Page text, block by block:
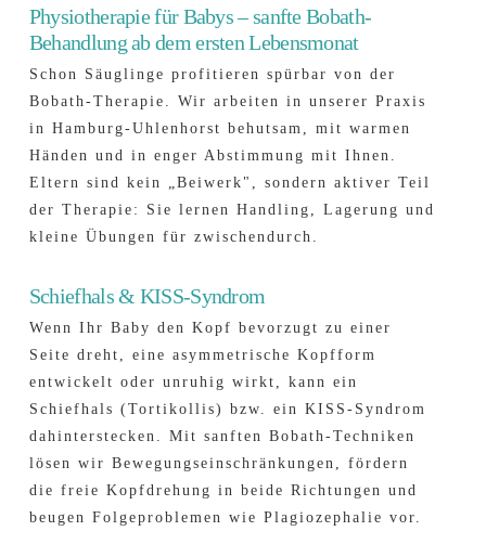
Physiotherapie für Babys – sanfte Bobath-
Behandlung ab dem ersten Lebensmonat
Schon Säuglinge profitieren spürbar von der
Bobath-Therapie. Wir arbeiten in unserer Praxis
in Hamburg-Uhlenhorst behutsam, mit warmen
Händen und in enger Abstimmung mit Ihnen.
Eltern sind kein „Beiwerk", sondern aktiver Teil
der Therapie: Sie lernen Handling, Lagerung und
kleine Übungen für zwischendurch.
Schiefhals & KISS-Syndrom
Wenn Ihr Baby den Kopf bevorzugt zu einer
Seite dreht, eine asymmetrische Kopfform
entwickelt oder unruhig wirkt, kann ein
Schiefhals (Tortikollis) bzw. ein KISS-Syndrom
dahinter­stecken. Mit sanften Bobath-Techniken
lösen wir Bewegungs­einschränkungen, fördern
die freie Kopfdrehung in beide Richtungen und
beugen Folgeproblemen wie Plagiozephalie vor.